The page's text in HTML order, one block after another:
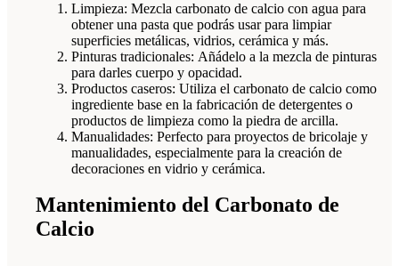
Limpieza: Mezcla carbonato de calcio con agua para
obtener una pasta que podrás usar para limpiar
superficies metálicas, vidrios, cerámica y más.
Pinturas tradicionales: Añádelo a la mezcla de pinturas
para darles cuerpo y opacidad.
Productos caseros: Utiliza el carbonato de calcio como
ingrediente base en la fabricación de detergentes o
productos de limpieza como la piedra de arcilla.
Manualidades: Perfecto para proyectos de bricolaje y
manualidades, especialmente para la creación de
decoraciones en vidrio y cerámica.
Mantenimiento del Carbonato de
Calcio